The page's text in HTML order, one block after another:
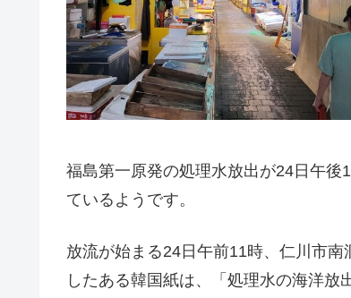
福島第一原発の処理水放出が24日午後
ているようです。
放流が始まる24日午前11時、仁川市
したある韓国紙は、「処理水の海洋放